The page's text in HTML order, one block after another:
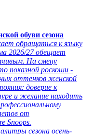
обуви сезона
обращаться к языку
2026/27 обещает
На смену
показной роскоши -
оттенков женской
доверие к
и желание находить
от
Snoops.
сезона осень-